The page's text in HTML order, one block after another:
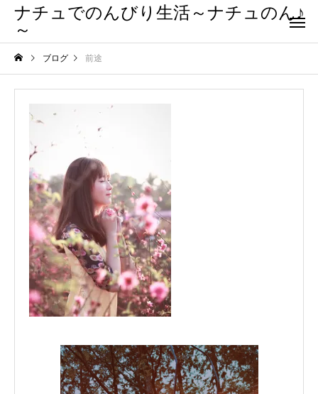
ナチュでのんびり生活～ナチュのん♪
～
ブログ 前途